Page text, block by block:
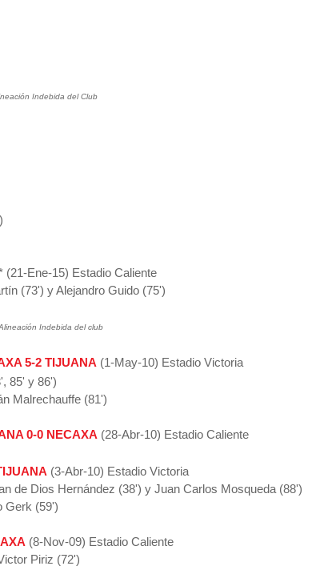
Indebida del Club
(21-Ene-15) Estadio Caliente
(73') y Alejandro Guido (75')
Indebida del club
5-2 TIJUANA (1-May-10) Estadio Victoria
85' y 86')
Malrechauffe (81')
0-0 NECAXA (28-Abr-10) Estadio Caliente
(3-Abr-10) Estadio Victoria
de Dios Hernández (38') y Juan Carlos Mosqueda (88')
Gerk (59')
(8-Nov-09) Estadio Caliente
Piriz (72')